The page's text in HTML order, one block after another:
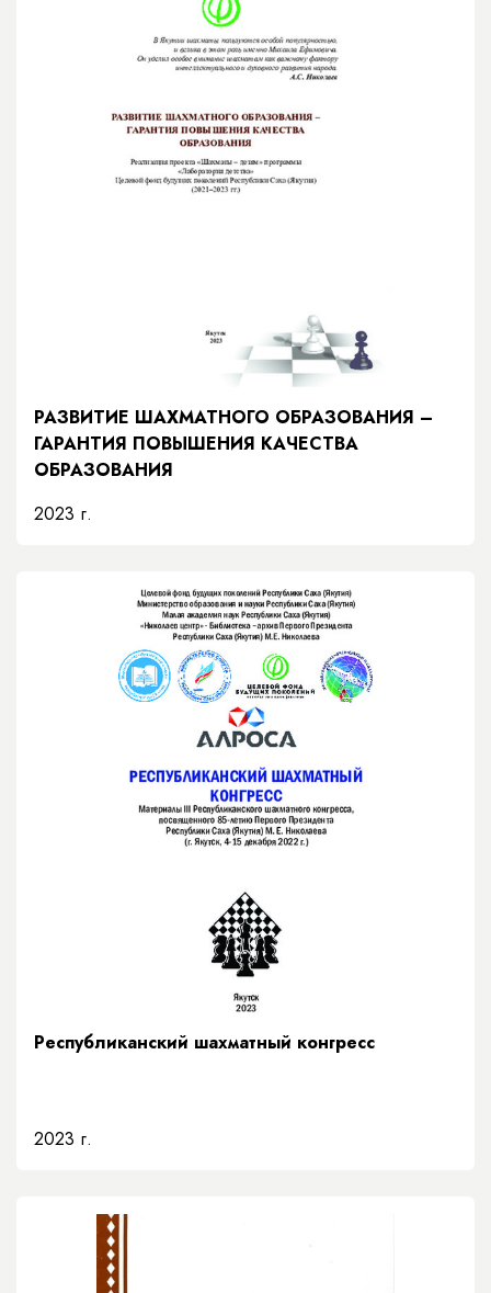
РАЗВИТИЕ ШАХМАТНОГО ОБРАЗОВАНИЯ –
ГАРАНТИЯ ПОВЫШЕНИЯ КАЧЕСТВА
ОБРАЗОВАНИЯ
2023 г.
Республиканский шахматный конгресс
2023 г.